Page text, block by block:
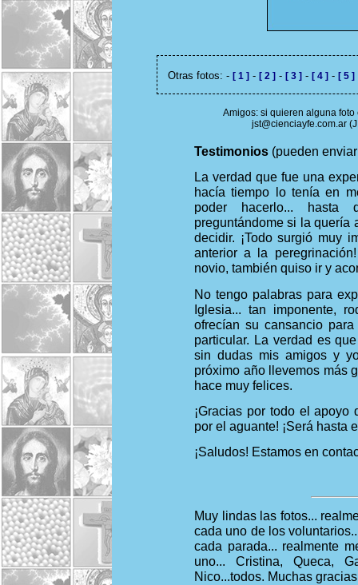
Otras fotos: - [ 1 ]- [ 2 ]- [ 3 ]- [ 4 ]- [ 5 ]
Amigos: si quieren alguna
jst@cienciayfe.com.ar
Testimonios (pueden
La verdad que fue una
hacía tiempo lo tenía en
poder hacerlo...
preguntándome si la quería
decidir. ¡Todo surgió muy
anterior a la
novio, también quiso ir y
No tengo palabras para
Iglesia... tan imponente,
ofrecían su cansancio
particular. La verdad es
sin dudas mis amigos y
próximo año llevemos más
hace muy felices.
¡Gracias por todo el
por el aguante! ¡Será hasta
¡Saludos! Estamos en
Muy lindas las fotos...
cada uno de los
cada parada... realmente
uno... Cristina, Queca,
Nico...todos. Muchas